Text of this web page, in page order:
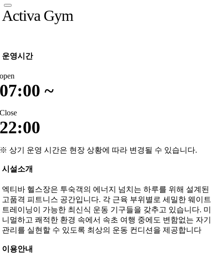
Activa Gym
운영시간
open
07:00 ~
Close
22:00
※ 상기 운영 시간은 현장 상황에 따라 변경될 수 있습니다.
시설소개
엑티바 헬스장은 투숙객의 에너지 넘치는 하루를 위해 설계된
고품격 피트니스 공간입니다. 각 근육 부위별로 세밀한 웨이트
트레이닝이 가능한 최신식 운동 기구들을 갖추고 있습니다. 미
니멀하고 쾌적한 환경 속에서 속초 여행 중에도 변함없는 자기
관리를 실현할 수 있도록 최상의 운동 컨디션을 제공합니다
이용안내